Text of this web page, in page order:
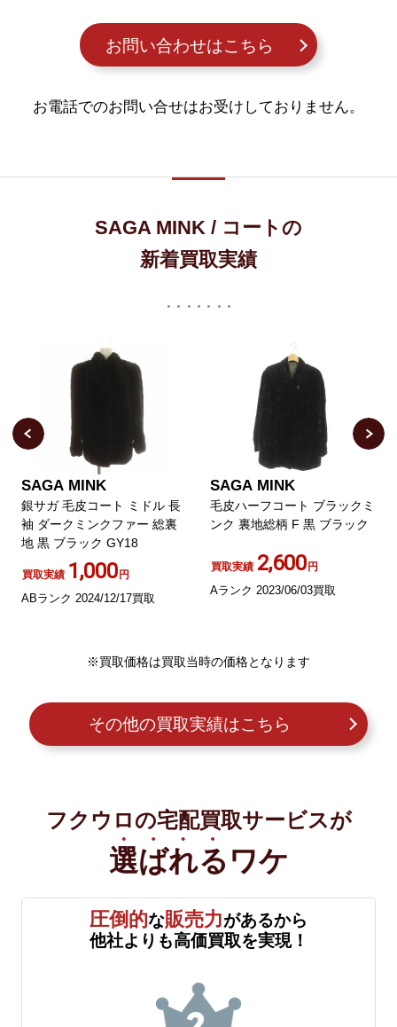
お問い合わせはこちら
お電話でのお問い合せはお受けしておりません。
SAGA MINK / コートの
新着買取実績
SAGA MINK
銀サガ 毛皮コート ミドル 長
袖 ダークミンクファー 総裏
地 黒 ブラック GY18
買取実績 1,000円
ABランク 2024/12/17買取
SAGA MINK
毛皮ハーフコート ブラックミ
ンク 裏地総柄 F 黒 ブラック
買取実績 2,600円
Aランク 2023/06/03買取
※買取価格は買取当時の価格となります
その他の買取実績はこちら
フクウロの宅配買取サービスが
選ばれる ワケ
圧倒的な販売力があるから
他社よりも高価買取を実現！